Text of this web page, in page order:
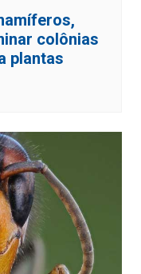
colônias
plantas